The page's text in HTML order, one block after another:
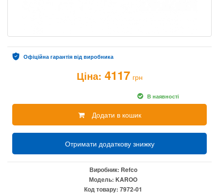
Офіційна гарантія від виробника
Ціна: 4117 грн
В наявності
Додати в кошик
Отримати додаткову знижку
Виробник: Refco
Модель: KAROO
Код товару: 7972-01